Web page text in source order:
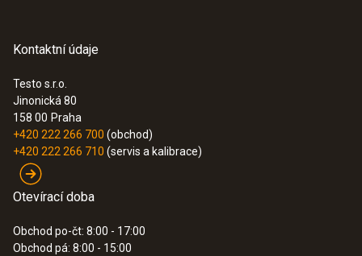
Kontaktní údaje
Testo s.r.o.
Jinonická 80
158 00 Praha
+420 222 266 700 (obchod)
+420 222 266 710 (servis a kalibrace)
Otevírací doba
Obchod po-čt: 8:00 - 17:00
Obchod pá: 8:00 - 15:00